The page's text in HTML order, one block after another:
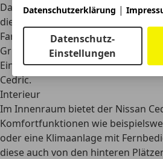
Darüber hinaus steht der Cedric
die in unterschiedlichen Varianten
Farbpalette ist mit den Farben
Grün oder Gelb ebenfalls recht
Einzig negativ ist die
Cedric.
Interieur
Im Innenraum bietet der Nissan
Komfortfunktionen wie
oder eine Klimaanlage mit
diese auch von den hinteren
Datenschutzerklärung |
Datenschutz-
Einstellungen